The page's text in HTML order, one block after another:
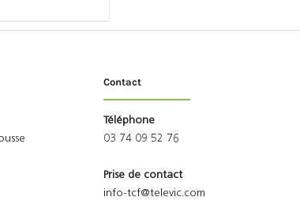
Contact
Téléphone
03 74 09 52 76
Prise de contact
info-tcf@televic.com